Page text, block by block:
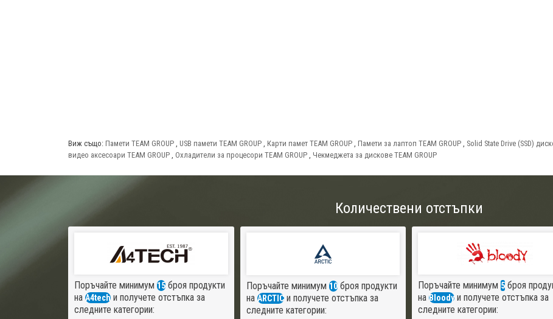
Виж също: Памети TEAM GROUP USB памети TEAM GROUP Карти памет TEAM GROUP Памети за лаптоп TEAM GROUP Solid State Drive (SSD)
видео аксесоари TEAM GROUP
Охладители за процесори TEAM GROUP Чекмеджета за дискове TEAM GROUP
Количествени отстъпки
Поръчайте минимум 15 броя продукти
на A4tech и получете отстъпка за
следните категории:
Поръчайте минимум 10броя продукти
на ARCTICи получете отстъпка за
следните категории:
Поръчайте минимум 5 броя
на Bloody и получете отстъпка за
следните категории: